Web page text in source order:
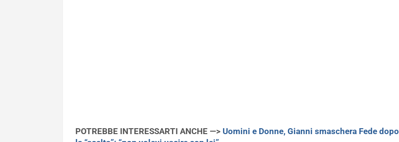
POTREBBE INTERESSARTI ANCHE —> Uomini e Donne, Gianni smaschera Fede dopo